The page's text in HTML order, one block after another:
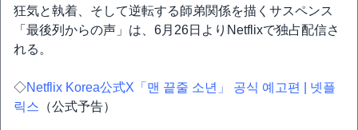
狂気と執着、そして逆転する師弟関係を描くサスペンス
「最後列からの声」は、6月26日よりNetflixで独占配信さ
れる。
◇Netflix Korea公式X「맨 끝줄 소년」 공식 예고편 | 넷플
릭스 （公式予告）